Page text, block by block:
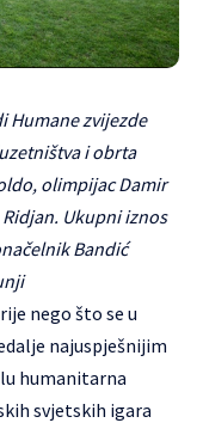
Humane zvijezde
i obrta
olimpijac Damir
Ukupni iznos
Bandić
nego što se u
najuspješnijim
humanitarna
svjetskih igara